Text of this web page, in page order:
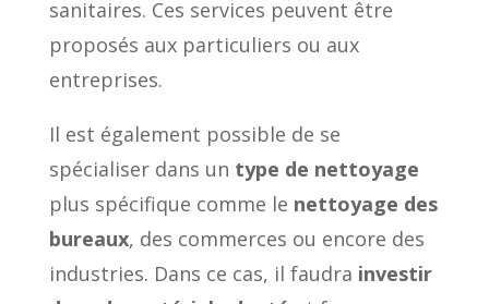
sanitaires. Ces services peuvent être
proposés aux particuliers ou aux
entreprises.
Il est également possible de se
spécialiser dans un type de nettoyage
plus spécifique comme le nettoyage des
bureaux, des commerces ou encore des
industries. Dans ce cas, il faudra investir